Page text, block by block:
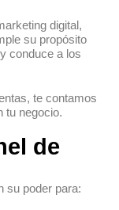
digital,
su propósito
conduce a los
te contamos
tu negocio.
de
su poder para: